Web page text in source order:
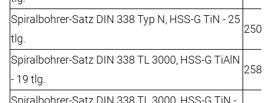
Spiralbohrer-Satz DIN 338 Typ N, HSS-G TiN - 25
tlg.
Spiralbohrer-Satz DIN 338 TL 3000, HSS-G TiAlN
- 19 tlg.
Spiralbohrer-Satz DIN 338 TL 3000, HSS-G TiN -